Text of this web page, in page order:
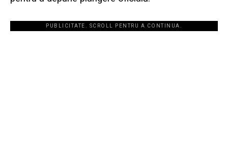
PUBLICITATE. SCROLL PENTRU A CONTINUA.